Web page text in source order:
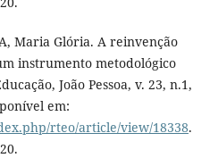
Maria Glória. A reinvenção
instrumento metodológico
João Pessoa, v. 23, n.1,
em:
rteo/article/view/18338.